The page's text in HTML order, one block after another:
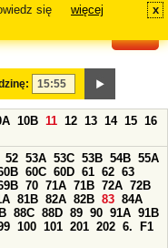
się
więcej x
10B 11 12 13 14 15 16
52 53A 53C 53B 54B 55A
60C 60D 61 62 63
70 71A 71B 72A 72B
81B 82A 82B 83 84A
88C 88D 89 90 91A 91B
100 101 201 202 6.
F1